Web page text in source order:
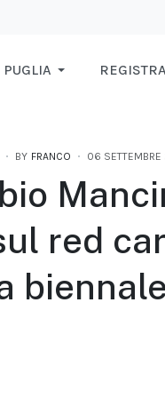
BY FRANCO 06
red